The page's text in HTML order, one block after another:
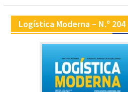
Logística Moderna – N.º 204